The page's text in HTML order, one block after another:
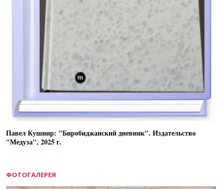
Павел Кушнир: "Биробиджанский дневник". Издательство
"Медуза", 2025 г.
ФОТОГАЛЕРЕЯ